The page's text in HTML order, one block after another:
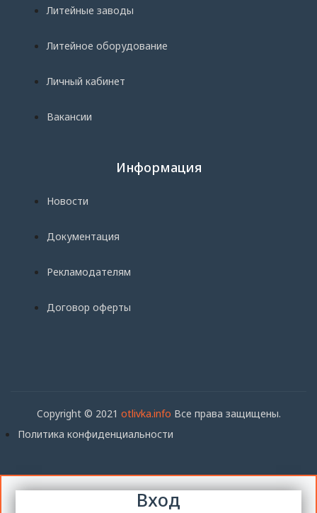
Литейные заводы
Литейное оборудование
Личный кабинет
Вакансии
Информация
Новости
Документация
Рекламодателям
Договор оферты
Copyright © 2021 otlivka.info Все права защищены.
Политика конфиденциальности
Вход